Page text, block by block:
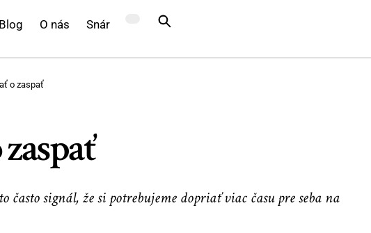
Blog O nás Snár
o zaspať
signál, že si potrebujeme dopriať viac času pre seba na